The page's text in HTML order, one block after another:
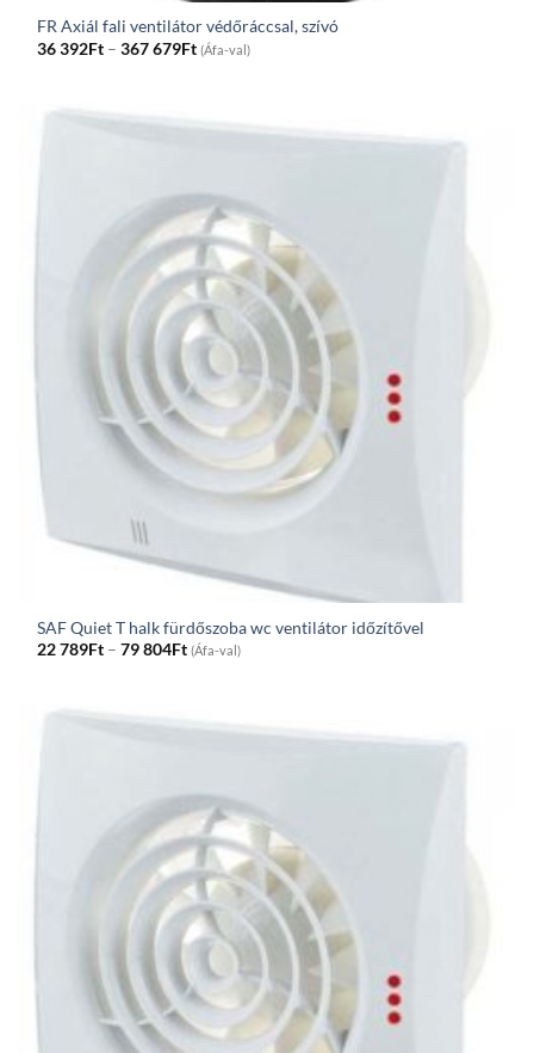
FR Axiál fali ventilátor védőráccsal, szívó
36 392Ft – 367 679FtPrice
range:
367
(Áfa-val)
SAF Quiet T halk fürdőszoba wc ventilátor időzítővel
22 789Ft – 79 804FtPrice
range:
79
(Áfa-val)